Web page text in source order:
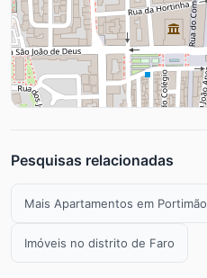
Pesquisas relacionadas
Mais Apartamentos em Portimão
Imóveis no distrito de Faro